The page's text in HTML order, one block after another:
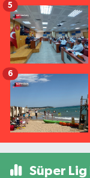
5
6
Süper Lig